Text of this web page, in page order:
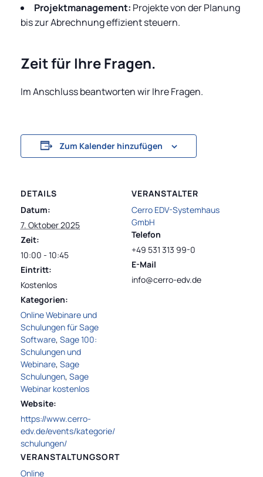
Projektmanagement: Projekte von der Planung
bis zur Abrechnung effizient steuern.
Zeit für Ihre Fragen.
Im Anschluss beantworten wir Ihre Fragen.
Zum Kalender hinzufügen
DETAILS
Datum:
7. Oktober 2025
Zeit:
10:00 - 10:45
Eintritt:
Kostenlos
Kategorien:
Online Webinare und
Schulungen für Sage
Software, Sage 100:
Schulungen und
Webinare, Sage
Schulungen, Sage
Webinar kostenlos
Website:
https://www.cerro-
edv.de/events/kategorie/
schulungen/
VERANSTALTUNGSORT
Online
VERANSTALTER
Cerro EDV-Systemhaus
GmbH
Telefon
+49 531 313 99-0
E-Mail
info@cerro-edv.de